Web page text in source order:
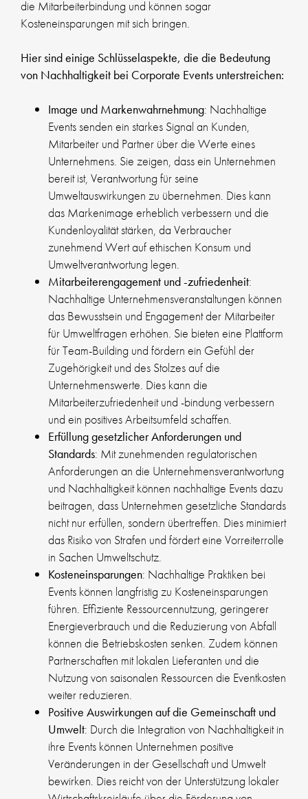
die Mitarbeiterbindung und können sogar
Kosteneinsparungen mit sich bringen.
Hier sind einige Schlüsselaspekte, die die Bedeutung
von Nachhaltigkeit bei Corporate Events unterstreichen:
Image und Markenwahrnehmung: Nachhaltige
Events senden ein starkes Signal an Kunden,
Mitarbeiter und Partner über die Werte eines
Unternehmens. Sie zeigen, dass ein Unternehmen
bereit ist, Verantwortung für seine
Umweltauswirkungen zu übernehmen. Dies kann
das Markenimage erheblich verbessern und die
Kundenloyalität stärken, da Verbraucher
zunehmend Wert auf ethischen Konsum und
Umweltverantwortung legen.
Mitarbeiterengagement und -zufriedenheit:
Nachhaltige Unternehmensveranstaltungen können
das Bewusstsein und Engagement der Mitarbeiter
für Umweltfragen erhöhen. Sie bieten eine Plattform
für Team-Building und fördern ein Gefühl der
Zugehörigkeit und des Stolzes auf die
Unternehmenswerte. Dies kann die
Mitarbeiterzufriedenheit und -bindung verbessern
und ein positives Arbeitsumfeld schaffen.
Erfüllung gesetzlicher Anforderungen und
Standards: Mit zunehmenden regulatorischen
Anforderungen an die Unternehmensverantwortung
und Nachhaltigkeit können nachhaltige Events dazu
beitragen, dass Unternehmen gesetzliche Standards
nicht nur erfüllen, sondern übertreffen. Dies minimiert
das Risiko von Strafen und fördert eine Vorreiterrolle
in Sachen Umweltschutz.
Kosteneinsparungen: Nachhaltige Praktiken bei
Events können langfristig zu Kosteneinsparungen
führen. Effiziente Ressourcennutzung, geringerer
Energieverbrauch und die Reduzierung von Abfall
können die Betriebskosten senken. Zudem können
Partnerschaften mit lokalen Lieferanten und die
Nutzung von saisonalen Ressourcen die Eventkosten
weiter reduzieren.
Positive Auswirkungen auf die Gemeinschaft und
Umwelt: Durch die Integration von Nachhaltigkeit in
ihre Events können Unternehmen positive
Veränderungen in der Gesellschaft und Umwelt
bewirken. Dies reicht von der Unterstützung lokaler